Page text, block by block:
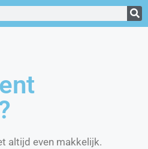
altijd even makkelijk.